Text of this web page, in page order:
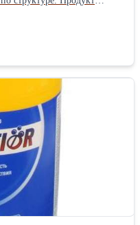
- от 500 мл до 20
Оптовикам